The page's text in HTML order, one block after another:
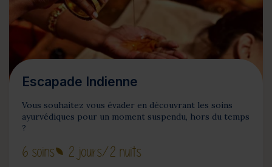
Escapade Indienne
Vous souhaitez vous évader en découvrant les soins
ayurvédiques pour un moment suspendu, hors du temps
?
6 soins 2 jours/2 nuits